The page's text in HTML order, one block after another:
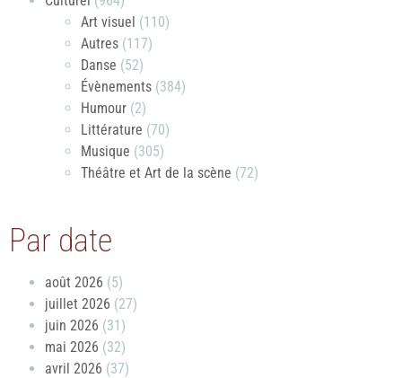
Art visuel (110)
Autres (117)
Danse (52)
Évènements (384)
Humour (2)
Littérature (70)
Musique (305)
Théâtre et Art de la scène (72)
Par date
août 2026 (5)
juillet 2026 (27)
juin 2026 (31)
mai 2026 (32)
avril 2026 (37)